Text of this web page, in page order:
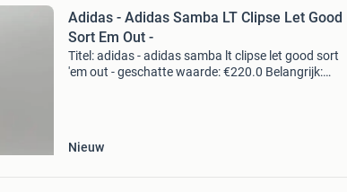
Adidas - Adidas Samba LT Clipse Let Good
Sort Em Out -
Titel: adidas - adidas samba lt clipse let good sort
'em out - geschatte waarde: €220.0 Belangrijk:
Nieuw